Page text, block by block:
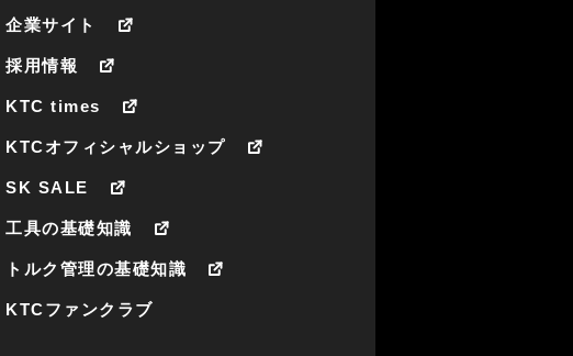
企業サイト
採用情報
KTC times
KTCオフィシャルショップ
SK SALE
工具の基礎知識
トルク管理の基礎知識
KTCファンクラブ